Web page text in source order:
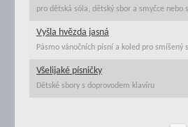
pro dětská sóla, dětský sbor a smyčce nebo
Vyšla hvězda jasná
Pásmo vánočních písní a koled pro smíšený
Všelijaké písničky
Dětské sbory s doprovodem klavíru